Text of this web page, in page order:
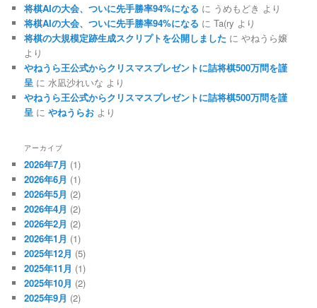
将棋AIの大会、ついに先手勝率94%になる に うめもどき より
将棋AIの大会、ついに先手勝率94%になる にTa(ry より
将棋の大規模定跡生成スクリプトを公開しました にやねうら嬢
より
やねうら王公式からクリスマスプレゼントに詰将棋500万問を謹
呈 に水凪沙れいな より
やねうら王公式からクリスマスプレゼントに詰将棋500万問を謹
呈 にやねうらお より
アーカイブ
2026年7月 (1)
2026年6月 (1)
2026年5月 (2)
2026年4月 (2)
2026年2月 (2)
2026年1月 (1)
2025年12月 (5)
2025年11月 (1)
2025年10月 (2)
2025年9月 (2)